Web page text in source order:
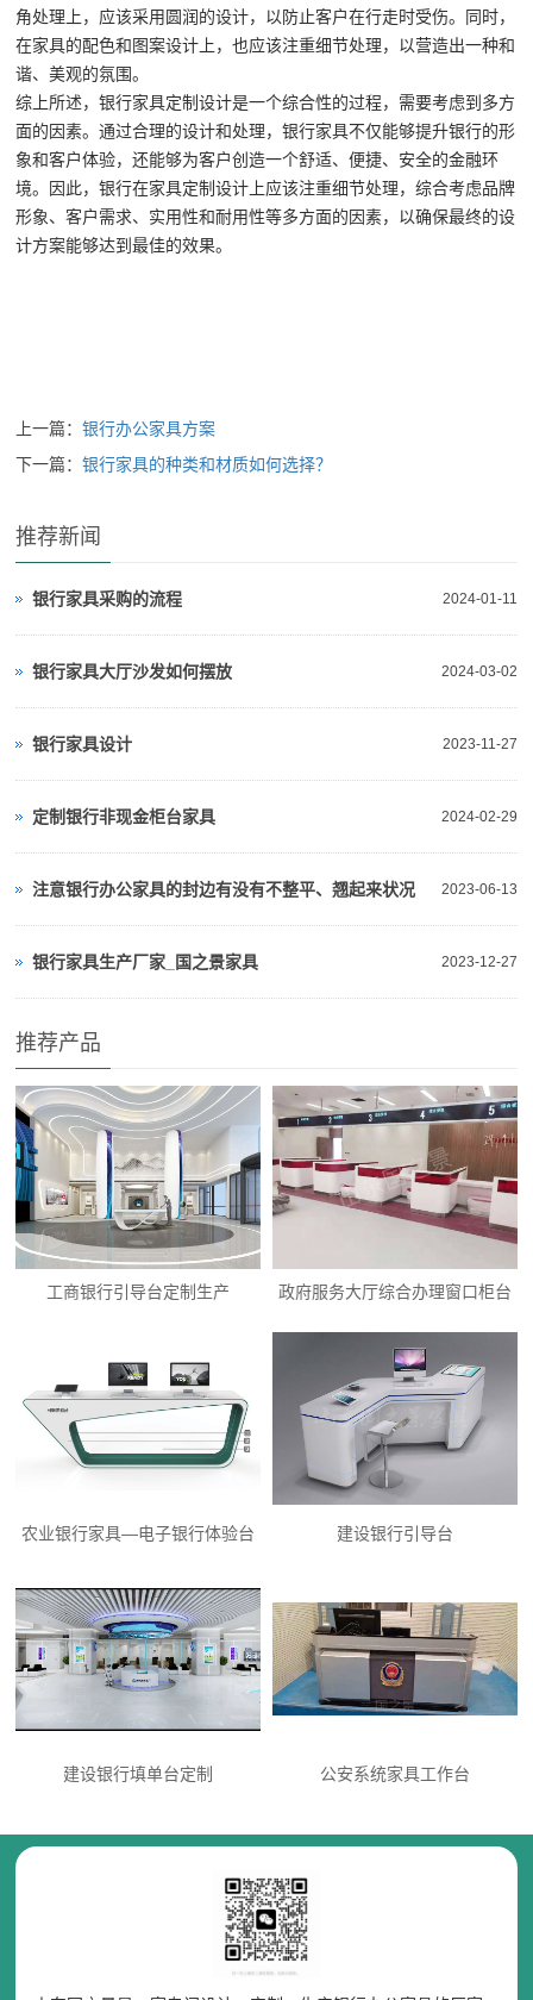
角处理上，应该采用圆润的设计，以防止客户在行走时受伤。同时，
在家具的配色和图案设计上，也应该注重细节处理，以营造出一种和
谐、美观的氛围。
综上所述，银行家具定制设计是一个综合性的过程，需要考虑到多方
面的因素。通过合理的设计和处理，银行家具不仅能够提升银行的形
象和客户体验，还能够为客户创造一个舒适、便捷、安全的金融环
境。因此，银行在家具定制设计上应该注重细节处理，综合考虑品牌
形象、客户需求、实用性和耐用性等多方面的因素，以确保最终的设
计方案能够达到最佳的效果。
上一篇：银行办公家具方案
下一篇：银行家具的种类和材质如何选择？
推荐新闻
2024-01-11
银行家具采购的流程
2024-03-02
银行家具大厅沙发如何摆放
2023-11-27
银行家具设计
2024-02-29
定制银行非现金柜台家具
2023-06-13
注意银行办公家具的封边有没有不整平、翘起来状况
2023-12-27
银行家具生产厂家_国之景家具
推荐产品
工商银行引导台定制生产 政府服务大厅综合办理窗口柜台
农业银行家具—电子银行体验台 建设银行引导台
建设银行填单台定制 公安系统家具工作台